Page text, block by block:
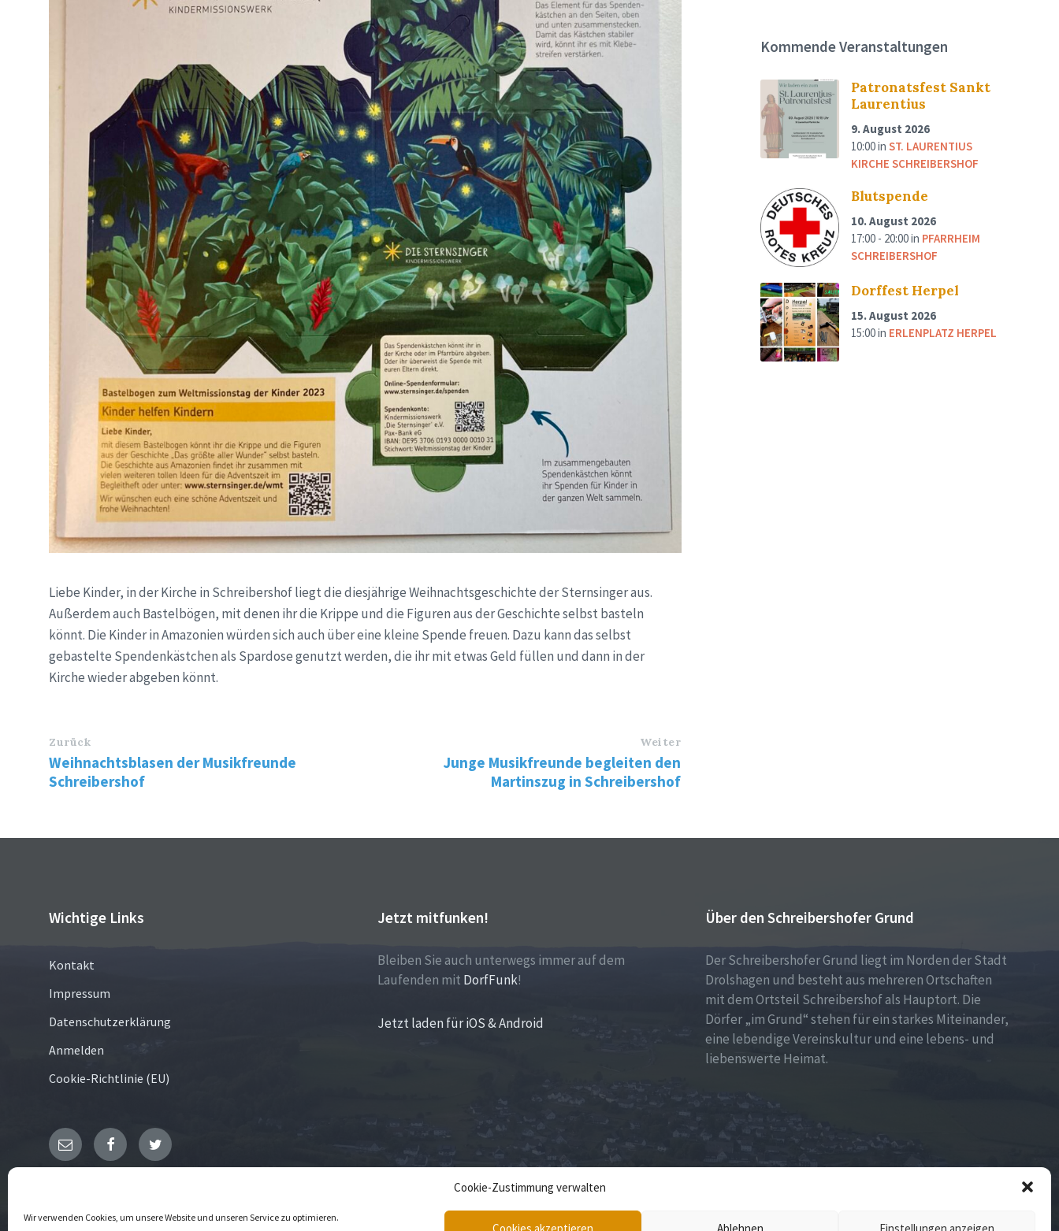
Cookie-Zustimmung verwalten
Wir verwenden Cookies, um unsere Website und unseren Service zu optimieren.
Cookies akzeptieren Ablehnen Einstellungen anzeigen
Liebe Kinder, in der Kirche in Schreibershof liegt die diesjährige Weihnachtsgeschichte der Sternsinger aus.
Außerdem auch Bastelbögen, mit denen ihr die Krippe und die Figuren aus der Geschichte selbst basteln
könnt. Die Kinder in Amazonien würden sich auch über eine kleine Spende freuen. Dazu kann das selbst
gebastelte Spendenkästchen als Spardose genutzt werden, die ihr mit etwas Geld füllen und dann in der
Kirche wieder abgeben könnt.
Zurück
Weihnachtsblasen der Musikfreunde
Schreibershof
Weiter
Junge Musikfreunde begleiten den
Martinszug in Schreibershof
Kommende Veranstaltungen
Patronatsfest Sankt
Laurentius
9. August 2026
10:00inST. LAURENTIUS
KIRCHE SCHREIBERSHOF
Blutspende
10. August 2026
17:00 - 20:00in PFARRHEIM
SCHREIBERSHOF
Dorffest Herpel
15. August 2026
15:00in ERLENPLATZ HERPEL
Wichtige Links
Kontakt
Impressum
Datenschutzerklärung
Anmelden
Cookie-Richtlinie (EU)
Jetzt mitfunken!
Bleiben Sie auch unterwegs immer auf dem
Laufenden mit DorfFunk!
Jetzt laden für iOS & Android
Über den Schreibershofer Grund
Der Schreibershofer Grund liegt im Norden der Stadt
Drolshagen und besteht aus mehreren Ortschaften
mit dem Ortsteil Schreibershof als Hauptort. Die
Dörfer „im Grund“ stehen für ein starkes Miteinander,
eine lebendige Vereinskultur und eine lebens- und
liebenswerte Heimat.
E- FacebookTwitter